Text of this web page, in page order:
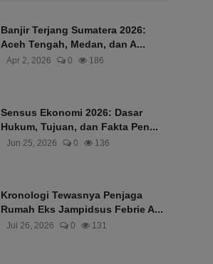
Banjir Terjang Sumatera 2026:
Aceh Tengah, Medan, dan A...
Apr 2, 2026 0 186
Sensus Ekonomi 2026: Dasar
Hukum, Tujuan, dan Fakta Pen...
Jun 25, 2026 0 136
Kronologi Tewasnya Penjaga
Rumah Eks Jampidsus Febrie A...
Jul 26, 2026 0 131